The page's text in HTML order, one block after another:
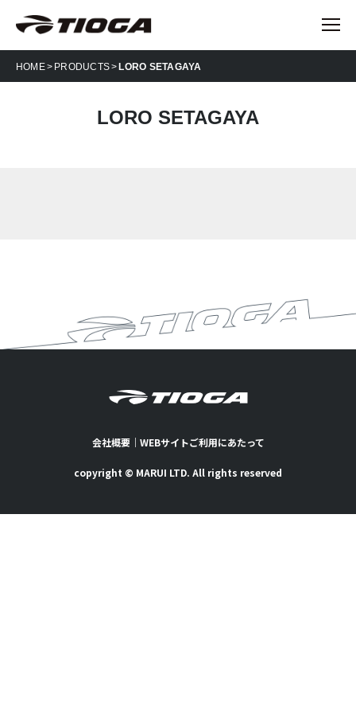
HOME PRODUCTS LORO SETAGAYA
LORO SETAGAYA
会社概要｜ WEBサイトご利用にあたって
copyright © MARUI LTD. All rights reserved